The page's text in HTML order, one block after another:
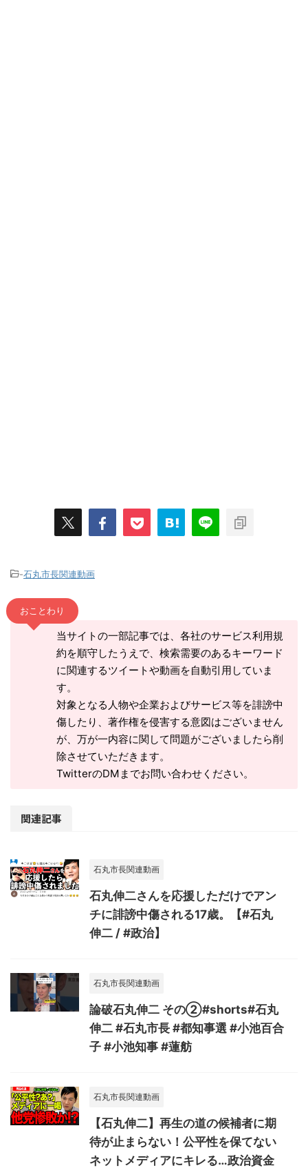
-石丸市長関連動画
おことわり
当サイトの一部記事では、各社のサービス利用規
約を順守したうえで、検索需要のあるキーワード
に関連するツイートや動画を自動引用していま
す。
対象となる人物や企業およびサービス等を誹謗中
傷したり、著作権を侵害する意図はございません
が、万が一内容に関して問題がございましたら削
除させていただきます。
TwitterのDMまでお問い合わせください。
関連記事
石丸市長関連動画
石丸伸二さんを応援しただけでアン
チに誹謗中傷される17歳。【#石丸
伸二 / #政治】
石丸市長関連動画
論破石丸伸二 その②#shorts#石丸
伸二 #石丸市長 #都知事選 #小池百合
子 #小池知事 #蓮舫
石丸市長関連動画
【石丸伸二】再生の道の候補者に期
待が止まらない！公平性を保てない
ネットメディアにキレる…政治資金